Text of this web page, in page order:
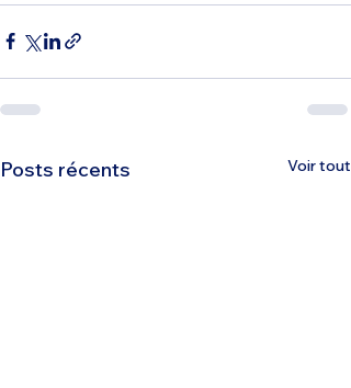
Posts récents Voir tout